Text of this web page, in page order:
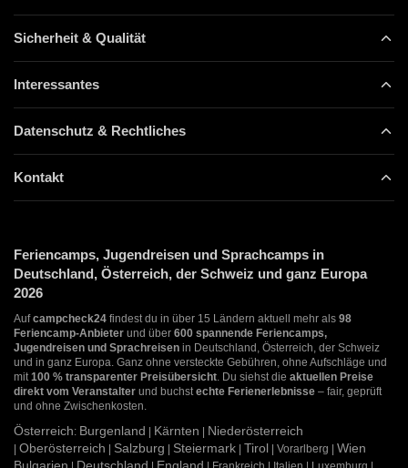
Sicherheit & Qualität
Interessantes
Datenschutz & Rechtliches
Kontakt
Feriencamps, Jugendreisen und Sprachcamps in
Deutschland, Österreich, der Schweiz und ganz Europa
2026
Aufcampcheck24 findest du in über 15 Ländern aktuell mehr als 98
Feriencamp-Anbieter und über 600 spannende Feriencamps,
Jugendreisen und Sprachreisen in Deutschland, Österreich, der Schweiz
und in ganz Europa. Ganz ohne versteckte Gebühren, ohne Aufschläge und
mit100 % transparenter Preisübersicht. Du siehst die aktuellen Preise
direkt vom Veranstalter und buchstechte Ferienerlebnisse – fair, geprüft
und ohne Zwischenkosten.
Österreich: Burgenland | Kärnten | Niederösterreich
| Oberösterreich | Salzburg | Steiermark | Tirol | Vorarlberg | Wien